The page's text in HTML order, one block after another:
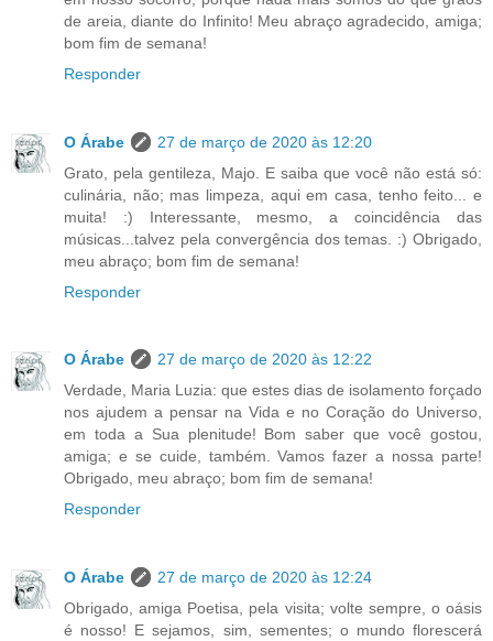
de areia, diante do Infinito! Meu abraço agradecido, amiga;
bom fim de semana!
Responder
O Árabe
27 de março de 2020 às 12:20
Grato, pela gentileza, Majo. E saiba que você não está só:
culinária, não; mas limpeza, aqui em casa, tenho feito... e
muita! :) Interessante, mesmo, a coincidência das
músicas...talvez pela convergência dos temas. :) Obrigado,
meu abraço; bom fim de semana!
Responder
O Árabe
27 de março de 2020 às 12:22
Verdade, Maria Luzia: que estes dias de isolamento forçado
nos ajudem a pensar na Vida e no Coração do Universo,
em toda a Sua plenitude! Bom saber que você gostou,
amiga; e se cuide, também. Vamos fazer a nossa parte!
Obrigado, meu abraço; bom fim de semana!
Responder
O Árabe
27 de março de 2020 às 12:24
Obrigado, amiga Poetisa, pela visita; volte sempre, o oásis
é nosso! E sejamos, sim, sementes; o mundo florescerá